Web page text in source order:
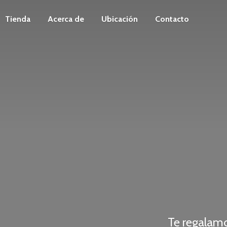
Tienda Acerca de Ubicación Contacto
Te